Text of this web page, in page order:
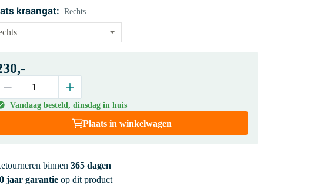
kraangat: Rechts
Vandaag besteld, dinsdag in huis
Plaats in winkelwagen
binnen 365 dagen
jaar garantieop dit product